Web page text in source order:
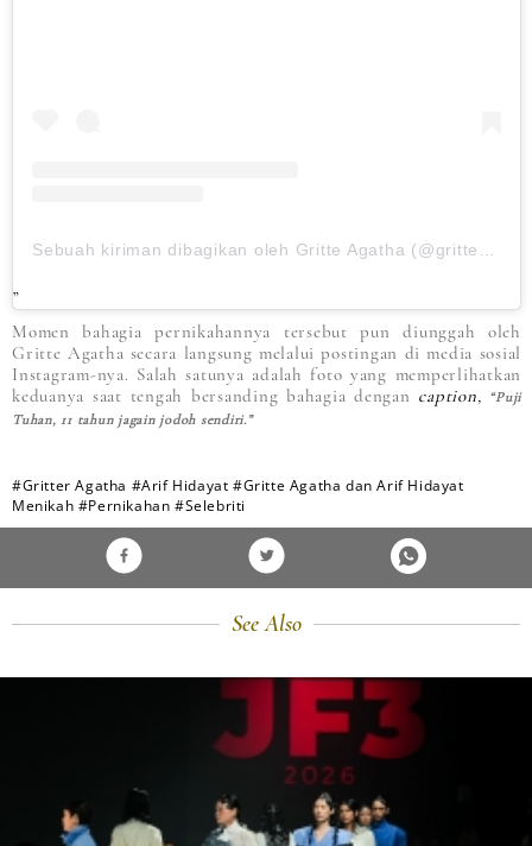
Sebuah kiriman dibagikan oleh Gritte Agatha (@gritteagathaa)
Momen bahagia pernikahannya tersebut pun diunggah oleh
Gritte Agatha secara langsung melalui postingan di media sosial
Instagram-nya. Salah satunya adalah foto yang memperlihatkan
keduanya saat tengah bersanding bahagia dengan caption, “Puji
Tuhan, 11 tahun jagain jodoh sendiri.”
#Gritter Agatha #Arif Hidayat #Gritte Agatha dan Arif Hidayat
Menikah #Pernikahan #Selebriti
See Also